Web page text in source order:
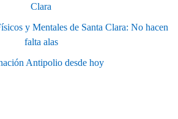
Clara
y Mentales de Santa Clara: No hacen
falta alas
Antipolio desde hoy